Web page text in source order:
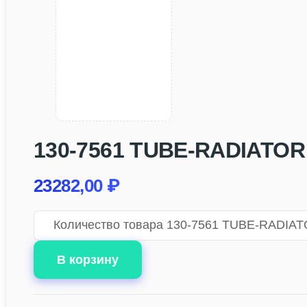
130-7561 TUBE-RADIATOR
23282,00 ₽
Количество товара 130-7561 TUBE-
В корзину